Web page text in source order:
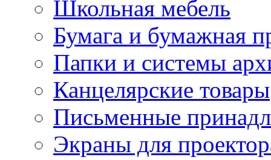
Школьная мебель
Бумага и бумажная
Папки и системы
Канцелярские товары
Письменные
Экраны для